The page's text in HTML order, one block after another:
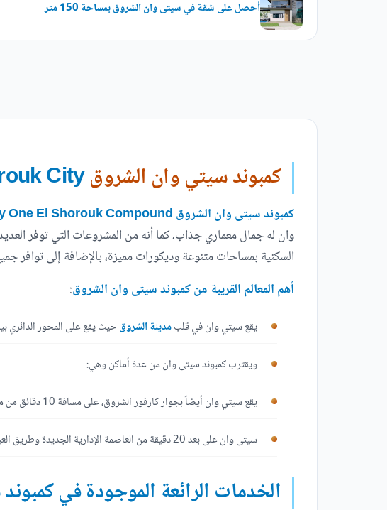
أحصل على شقة في سيتى وان الشروق بمساحة 150 متر
كمبوند سيتي وان الشروقCity One El Shorouk City
كمبوند سيتى وان الشروق City One El Shorouk Compound
وان له جمال معماري جذاب، كما أنه من المشروعات التي توفر
السكنية بمساحات متنوعة وديكورات مميزة، بالإضافة إلى توافر
أهم المعالم القريبة من كمبوند سيتى وان الشروق:
يقع سيتي وان في قلبمدينة الشروقحيث يقع على المحور الدائري
ويقترب كمبوند سيتى وان من عدة أماكن وهي:
يقع سيتي وان أيضاً بجوار كارفور الشروق، على مسافة 10 دقائق من
سيتى وان على بعد 20 دقيقة من العاصمة الإدارية الجديدة وطريق
الخدمات الرائعة الموجودة في